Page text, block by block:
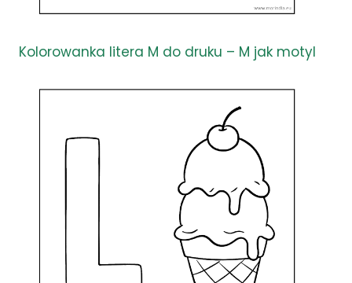
Kolorowanka litera M do druku – M jak motyl